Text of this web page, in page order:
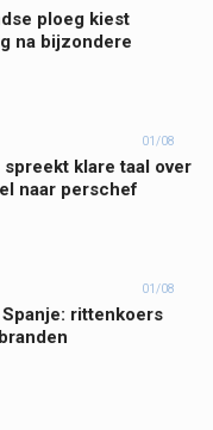
ploeg kiest
na bijzondere
01/08
spreekt klare taal over
naar perschef
01/08
Spanje: rittenkoers